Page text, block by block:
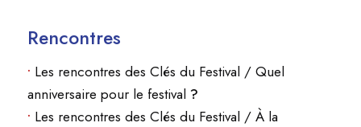
Rencontres
• Les rencontres des Clés du Festival / Quel
anniversaire pour le festival ?
• Les rencontres des Clés du Festival / À la